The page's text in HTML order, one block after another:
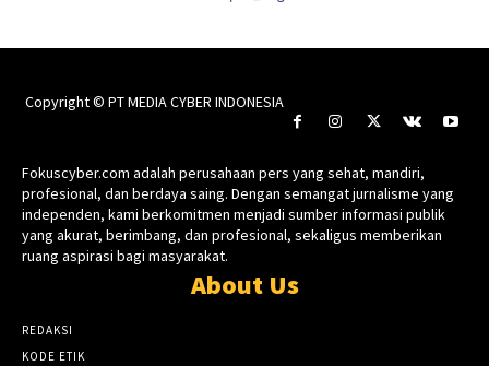
Copyright © PT MEDIA CYBER INDONESIA
Fokuscyber.com adalah perusahaan pers yang sehat, mandiri,
profesional, dan berdaya saing. Dengan semangat jurnalisme yang
independen, kami berkomitmen menjadi sumber informasi publik
yang akurat, berimbang, dan profesional, sekaligus memberikan
ruang aspirasi bagi masyarakat.
About Us
REDAKSI
KODE ETIK